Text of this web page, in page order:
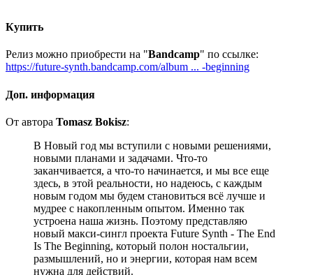
Купить
Релиз можно приобрести на "Bandcamp" по ссылке:
https://future-synth.bandcamp.com/album ... -beginning
Доп. информация
От автора Tomasz Bokisz:
В Новый год мы вступили с новыми решениями,
новыми планами и задачами. Что-то
заканчивается, а что-то начинается, и мы все еще
здесь, в этой реальности, но надеюсь, с каждым
новым годом мы будем становиться всё лучше и
мудрее с накопленным опытом. Именно так
устроена наша жизнь. Поэтому представляю
новый макси-сингл проекта Future Synth - The End
Is The Beginning, который полон ностальгии,
размышлений, но и энергии, которая нам всем
нужна для действий.